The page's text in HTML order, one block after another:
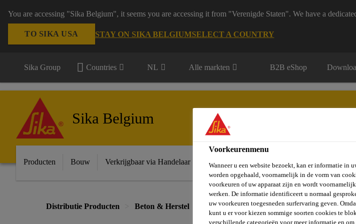
You are accessing "Sika Belgium", it seems you are accessing it from "Verenigde Staten". We have a
TO SIKA USA STAY ON SIKA BELGIUMSELECT A COUNTRY
Sika Group Countries NL Alle markten B2B eShop
Sika Belgium
Producten Bouw Verkrijgbaar via Handelaar Industrie Over Ons Sika at Work
Distributie Producten Beton & Herstel Betonherstelling Kant-en-Klare Mortel
Voorkeurenmenu
Wanneer u een website bezoekt, kan er informatie in
worden opgehaald, voornamelijk in de vorm van
voorkeuren of uw apparaat zijn en wordt
werken. De informatie identificeert u normaal
uw voorkeuren toegesneden surfervaring geven.
kunt u er voor kiezen sommige soorten cookies te
verschillende categorieën voor meer informatie en